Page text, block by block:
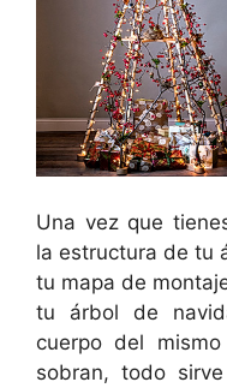
Una vez que
la estructura de tu
tu mapa de
tu árbol de
cuerpo del
sobran, todo